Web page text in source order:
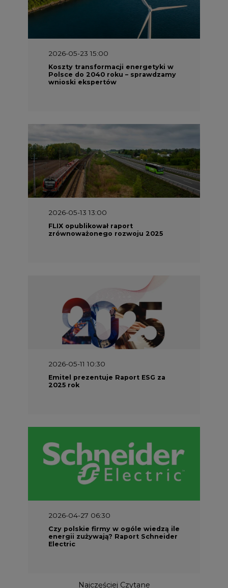
2026-05-23 15:00
Koszty transformacji energetyki w
Polsce do 2040 roku – sprawdzamy
wnioski ekspertów
2026-05-13 13:00
FLIX opublikował raport
zrównoważonego rozwoju 2025
2026-05-11 10:30
Emitel prezentuje Raport ESG za
2025 rok
2026-04-27 06:30
Czy polskie firmy w ogóle wiedzą ile
energii zużywają? Raport Schneider
Electric
Najczęściej Czytane